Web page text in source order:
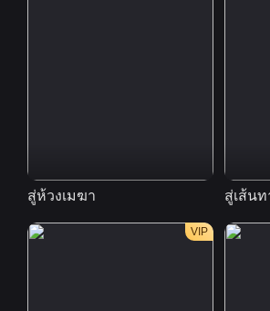
สู่ห้วงเมฆา สู่เส้นท
VIP